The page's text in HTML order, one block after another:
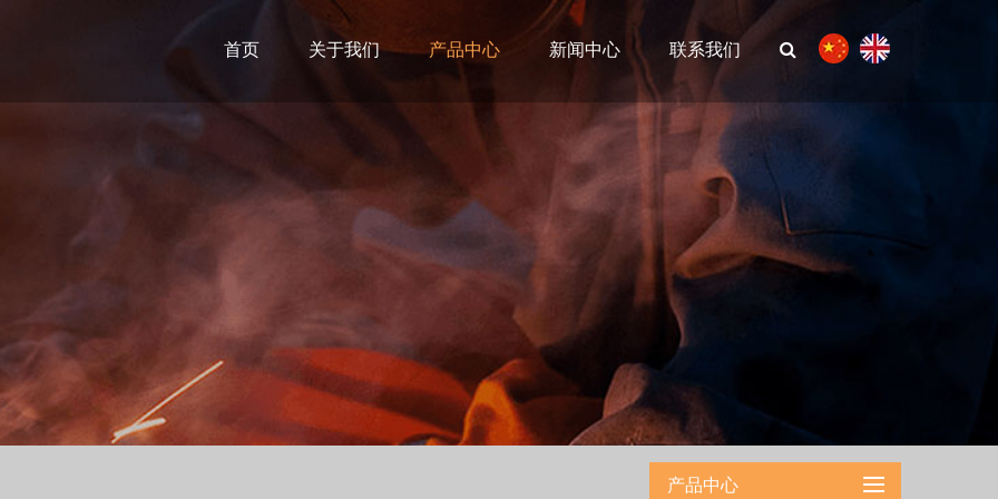
首页 关于我们 产品中心 新闻中心 联系我们
产品中心